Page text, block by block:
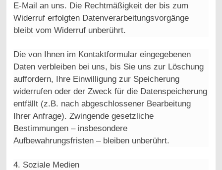
E-Mail an uns. Die Rechtmäßigkeit der bis zum
Widerruf erfolgten Datenverarbeitungsvorgänge
bleibt vom Widerruf unberührt.
Die von Ihnen im Kontaktformular eingegebenen
Daten verbleiben bei uns, bis Sie uns zur Löschung
auffordern, Ihre Einwilligung zur Speicherung
widerrufen oder der Zweck für die Datenspeicherung
entfällt (z.B. nach abgeschlossener Bearbeitung
Ihrer Anfrage). Zwingende gesetzliche
Bestimmungen – insbesondere
Aufbewahrungsfristen – bleiben unberührt.
4. Soziale Medien